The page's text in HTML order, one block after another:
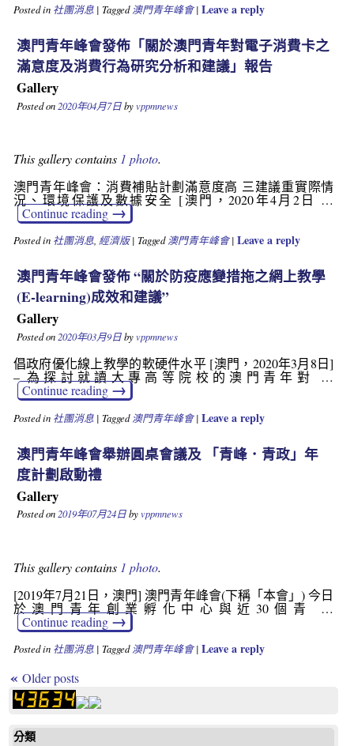
Posted in 社團消息| Tagged 澳門青年峰會| Leave a reply
澳門青年峰會發佈「關於澳門青年對電子消費卡之
滿意度及消費行為研究分析和建議」報告
Gallery
Posted on 2020年04月7日byvppmnews
This gallery contains 1 photo.
澳門青年峰會：消費補貼計劃滿意度高 三建議重實際情
況、環境保護及數據安全 [澳門，2020年4月2日 …
Continue reading→
Posted in 社團消息, 經濟版| Tagged 澳門青年峰會| Leave a reply
澳門青年峰會發佈 “關於防疫應變措拖之網上教學
(E-learning)成效和建議”
Gallery
Posted on 2020年03月9日byvppmnews
倡政府優化線上教學的軟硬件水平 [澳門，2020年3月8日]
– 為探討就讀大專高等院校的澳門青年對 …
Continue reading →
Posted in 社團消息| Tagged 澳門青年峰會| Leave a reply
澳門青年峰會舉辦圓桌會議及 「青峰．青政」年
度計劃啟動禮
Gallery
Posted on 2019年07月24日byvppmnews
This gallery contains 1 photo.
[2019年7月21日，澳門] 澳門青年峰會(下稱「本會」) 今日
於澳門青年創業孵化中心與近30個青 …
Continue reading→
Posted in 社團消息| Tagged 澳門青年峰會| Leave a reply
« Older posts
分類